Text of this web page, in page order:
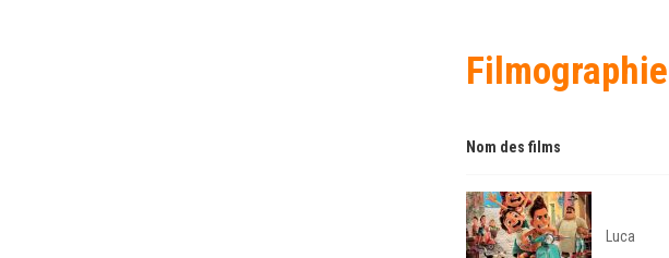
Filmographie
Nom des films
Luca